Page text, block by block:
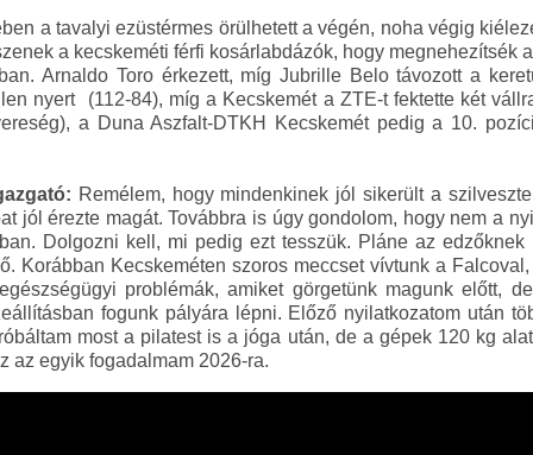
a tavalyi ezüstérmes örülhetett a végén, noha végig
a kecskeméti férfi kosárlabdázók, hogy megnehezítsék
Arnaldo Toro érkezett, míg Jubrille Belo távozott a
nyert (112-84), míg a Kecskemét a ZTE-t fektette két
a Duna Aszfalt-DTKH Kecskemét pedig a 10.
Remélem, hogy mindenkinek jól sikerült a
jól érezte magát. Továbbra is úgy gondolom, hogy nem a
Dolgozni kell, mi pedig ezt tesszük. Pláne az
Korábban Kecskeméten szoros meccset vívtunk a
problémák, amiket görgetünk magunk előtt,
fogunk pályára lépni. Előző nyilatkozatom után
most a pilatest is a jóga után, de a gépek 120 kg
az egyik fogadalmam 2026-ra.